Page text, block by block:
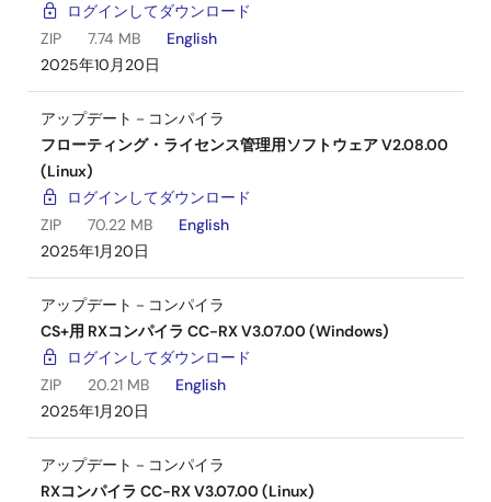
ログインしてダウンロード
ZIP
7.74 MB
English
2025年10月20日
アップデート－コンパイラ
フローティング・ライセンス管理用ソフトウェア V2.08.00
(Linux)
ログインしてダウンロード
ZIP
70.22 MB
English
2025年1月20日
アップデート－コンパイラ
CS+用 RXコンパイラ CC-RX V3.07.00 (Windows)
ログインしてダウンロード
ZIP
20.21 MB
English
2025年1月20日
アップデート－コンパイラ
RXコンパイラ CC-RX V3.07.00 (Linux)